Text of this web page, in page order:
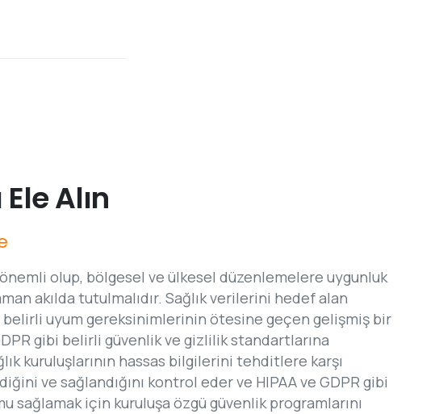
EleAlın
olup, bölgesel ve ülkesel düzenlemelere uygunluk
akılda tutulmalıdır. Sağlık verilerini hedef alan
belirli uyum gereksinimlerinin ötesine geçen gelişmiş bir
gibi belirli güvenlik ve gizlilik standartlarına
kuruluşlarının hassas bilgilerini tehditlere karşı
ve sağlandığını kontrol eder ve HIPAA ve GDPR gibi
için kuruluşa özgü güvenlik programlarını